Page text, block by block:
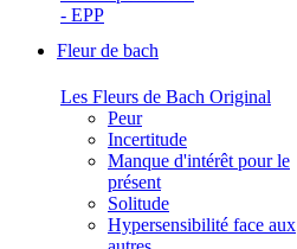
- EPP
Fleur de bach
Les Fleurs de Bach Original
Peur
Incertitude
Manque d'intérêt pour le
présent
Solitude
Hypersensibilité face aux